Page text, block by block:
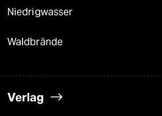
Niedrigwasser
Waldbrände
Verlag